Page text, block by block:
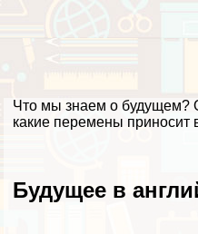
Что мы знаем о будущем?
какие перемены приносит
Будущее в